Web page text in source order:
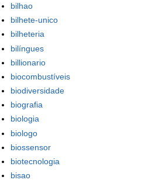
bilhao
bilhete-unico
bilheteria
bilíngues
billionario
biocombustíveis
biodiversidade
biografia
biologia
biologo
biossensor
biotecnologia
bisao